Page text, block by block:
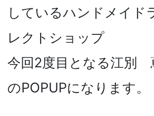
しているハンドメイド
レクトショップ
今回2度目となる江別
のPOPUPになります。